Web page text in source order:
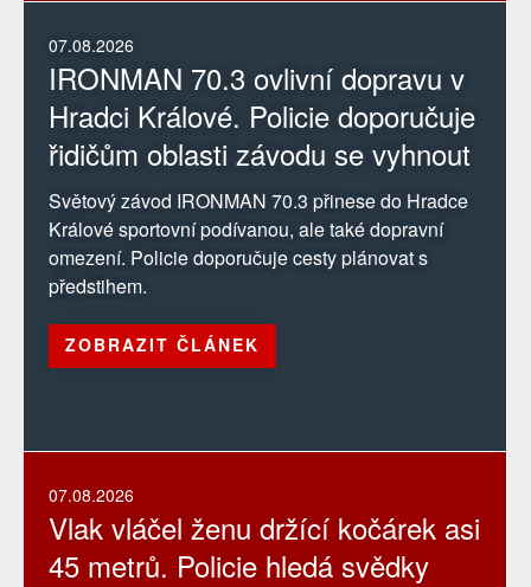
07.08.2026
IRONMAN 70.3 ovlivní dopravu v
Hradci Králové. Policie doporučuje
řidičům oblasti závodu se vyhnout
Světový závod IRONMAN 70.3 přinese do Hradce
Králové sportovní podívanou, ale také dopravní
omezení. Policie doporučuje cesty plánovat s
předstihem.
ZOBRAZIT ČLÁNEK
07.08.2026
Vlak vláčel ženu držící kočárek asi
45 metrů. Policie hledá svědky